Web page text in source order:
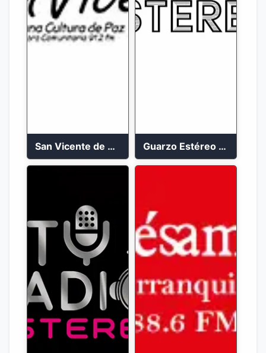
San Vicente de Chucuri 91.2 FM Guarzo Estéreo 24/7